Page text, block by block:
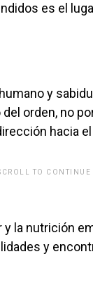
es el
y
orden, no
hacia
TO
y la nutrición
y